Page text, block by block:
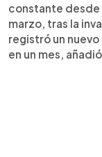
constante desde
marzo, tras la
registró un
en un mes,